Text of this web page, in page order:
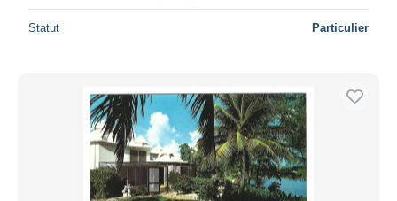
Statut Particulier